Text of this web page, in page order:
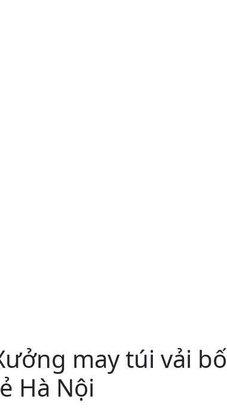
may túi vải bố
Hà Nội